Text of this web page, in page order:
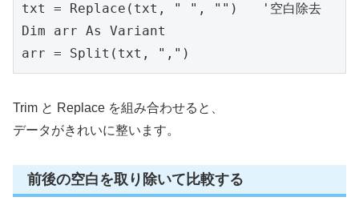
txt = Replace(txt, " ", "")   '空白除去
Dim arr As Variant
arr = Split(txt, ",")
Trim と Replace を組み合わせると、
データがきれいに整います。
前後の空白を取り除いて比較する